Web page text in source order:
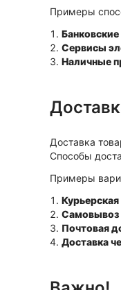
Примеры
Сервисы
Наличные
Доставка
Способы
Примеры
Самовывоз
Почтовая
Доставка